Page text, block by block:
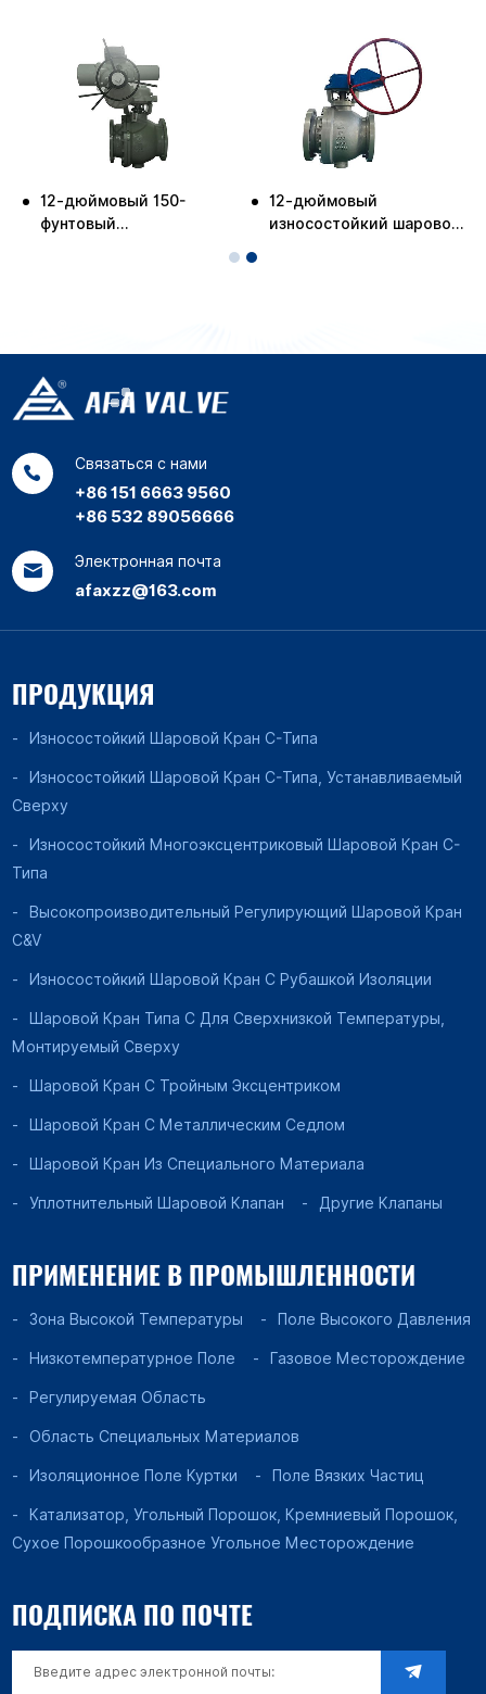
12-дюймовый 150-
фунтовый
12-дюймовый
износостойкий шаровой
Связаться с нами
+86 151 6663 9560
+86 532 89056666
Электронная почта
afaxzz@163.com
ПРОДУКЦИЯ
Износостойкий Шаровой Кран C-Типа
Износостойкий Шаровой Кран C-Типа, Устанавливаемый
Сверху
Износостойкий Многоэксцентриковый Шаровой Кран C-
Типа
Высокопроизводительный Регулирующий Шаровой Кран
C&V
Износостойкий Шаровой Кран С Рубашкой Изоляции
Шаровой Кран Типа C Для Сверхнизкой Температуры,
Монтируемый Сверху
Шаровой Кран С Тройным Эксцентриком
Шаровой Кран С Металлическим Седлом
Шаровой Кран Из Специального Материала
Уплотнительный Шаровой Клапан Другие Клапаны
ПРИМЕНЕНИЕ В ПРОМЫШЛЕННОСТИ
Зона Высокой Температуры Поле Высокого Давления
Низкотемпературное Поле Газовое Месторождение
Регулируемая Область
Область Специальных Материалов
Изоляционное Поле Куртки Поле Вязких Частиц
Катализатор, Угольный Порошок, Кремниевый Порошок,
Сухое Порошкообразное Угольное Месторождение
ПОДПИСКА ПО ПОЧТЕ